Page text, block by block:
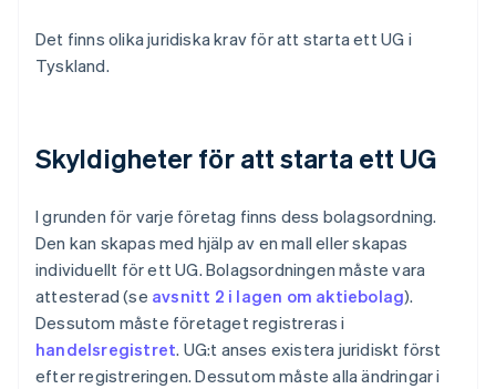
Det finns olika juridiska krav för att starta ett UG i
Tyskland.
Skyldigheter för att starta ett UG
I grunden för varje företag finns dess bolagsordning.
Den kan skapas med hjälp av en mall eller skapas
individuellt för ett UG. Bolagsordningen måste vara
attesterad (se avsnitt 2 i lagen om aktiebolag).
Dessutom måste företaget registreras i
handelsregistret. UG:t anses existera juridiskt först
efter registreringen. Dessutom måste alla ändringar i